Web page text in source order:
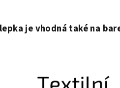
je vhodná také na